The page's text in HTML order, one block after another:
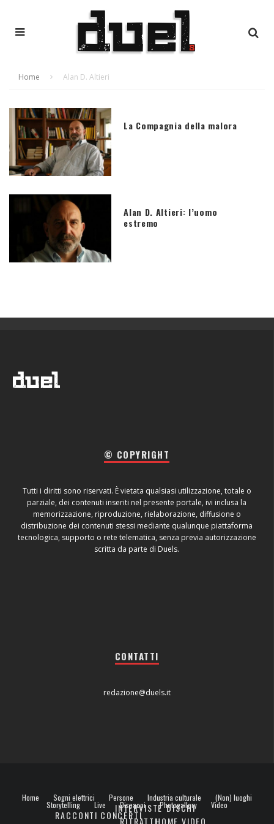
Home Alan D. Altieri
La Compagnia della malora
Alan D. Altieri: l’uomo
estremo
© COPYRIGHT
Tutti i diritti sono riservati. È vietata qualsiasi utilizzazione, totale o
parziale, dei contenuti inseriti nel presente portale, ivi inclusa la
memorizzazione, riproduzione, rielaborazione, diffusione o
distribuzione dei contenuti stessi mediante qualunque piattaforma
tecnologica, supporto o rete telematica, senza previa autorizzazione
scritta da parte di Duels.
CONTATTI
redazione@duels.it
Home Sogni elettrici Persone
INTERVISTE
Industria culturale
DISCHI
(Non) luoghi
Storytelling
RACCONTI
Live
CONCERTI
Dispacci Photogallery Video